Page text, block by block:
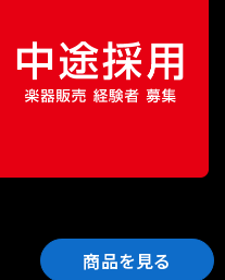
商品を見る